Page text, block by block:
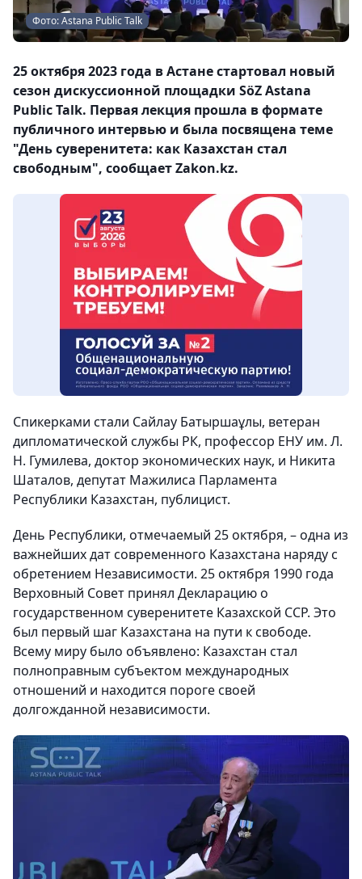
Фото: Astana Public Talk
25 октября 2023 года в Астане стартовал новый
сезон дискуссионной площадки SöZ Astana
Public Talk. Первая лекция прошла в формате
публичного интервью и была посвящена теме
"День суверенитета: как Казахстан стал
свободным", сообщает Zakon.kz.
Спикерками стали Сайлау Батыршаұлы, ветеран
дипломатической службы РК, профессор ЕНУ им. Л.
Н. Гумилева, доктор экономических наук, и Никита
Шаталов, депутат Мажилиса Парламента
Республики Казахстан, публицист.
День Республики, отмечаемый 25 октября, – одна из
важнейших дат современного Казахстана наряду с
обретением Независимости. 25 октября 1990 года
Верховный Совет принял Декларацию о
государственном суверенитете Казахской ССР. Это
был первый шаг Казахстана на пути к свободе.
Всему миру было объявлено: Казахстан стал
полноправным субъектом международных
отношений и находится пороге своей
долгожданной независимости.